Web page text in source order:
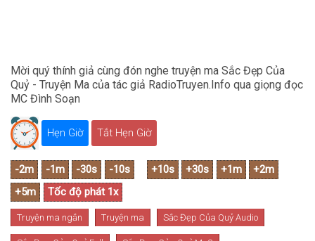
Mời quý thính giả cùng đón nghe truyện ma Sắc Đẹp Của
Quỷ - Truyện Ma của tác giả RadioTruyen.Info qua giọng đọc
MC Đình Soạn
Hẹn Giờ Tắt Hẹn Giờ
Truyện ma ngắn Truyện ma Sắc Đẹp Của Quỷ Audio